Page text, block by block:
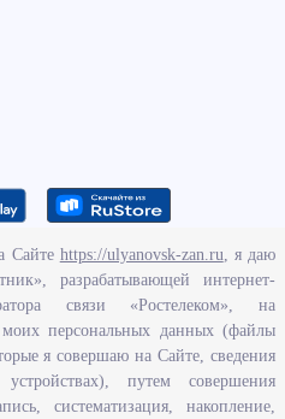
Сайте https://ulyanovsk-zan.ru, я даю
разрабатывающей интернет-
связи «Ростелеком», на
моих персональных данных (файлы
я совершаю на Сайте, сведения
путем совершения
систематизация, накопление,